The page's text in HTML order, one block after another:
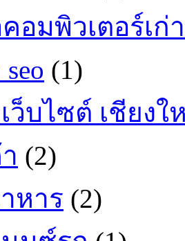
อมพิวเตอร์เก่า
(1)
ว็บไซต์ เชียงใ
(2)
หาร (2)